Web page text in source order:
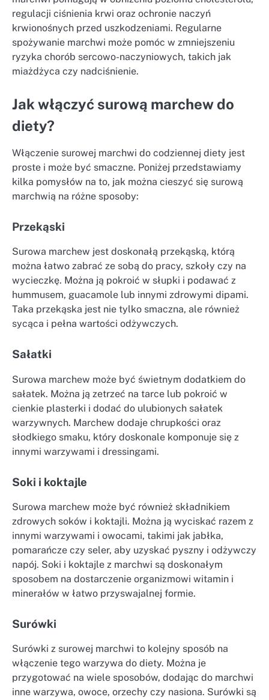
regulacji ciśnienia krwi oraz ochronie naczyń
krwionośnych przed uszkodzeniami. Regularne
spożywanie marchwi może pomóc w zmniejszeniu
ryzyka chorób sercowo-naczyniowych, takich jak
miażdżyca czy nadciśnienie.
Jak włączyć surową marchew do
diety?
Włączenie surowej marchwi do codziennej diety jest
proste i może być smaczne. Poniżej przedstawiamy
kilka pomysłów na to, jak można cieszyć się surową
marchwią na różne sposoby:
Przekąski
Surowa marchew jest doskonałą przekąską, którą
można łatwo zabrać ze sobą do pracy, szkoły czy na
wycieczkę. Można ją pokroić w słupki i podawać z
hummusem, guacamole lub innymi zdrowymi dipami.
Taka przekąska jest nie tylko smaczna, ale również
sycąca i pełna wartości odżywczych.
Sałatki
Surowa marchew może być świetnym dodatkiem do
sałatek. Można ją zetrzeć na tarce lub pokroić w
cienkie plasterki i dodać do ulubionych sałatek
warzywnych. Marchew dodaje chrupkości oraz
słodkiego smaku, który doskonale komponuje się z
innymi warzywami i dressingami.
Soki i koktajle
Surowa marchew może być również składnikiem
zdrowych soków i koktajli. Można ją wyciskać razem z
innymi warzywami i owocami, takimi jak jabłka,
pomarańcze czy seler, aby uzyskać pyszny i odżywczy
napój. Soki i koktajle z marchwi są doskonałym
sposobem na dostarczenie organizmowi witamin i
minerałów w łatwo przyswajalnej formie.
Surówki
Surówki z surowej marchwi to kolejny sposób na
włączenie tego warzywa do diety. Można je
przygotować na wiele sposobów, dodając do marchwi
inne warzywa, owoce, orzechy czy nasiona. Surówki są